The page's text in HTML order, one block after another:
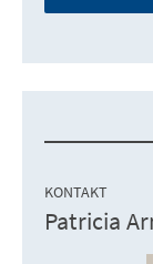
KONTAKT
Patricia